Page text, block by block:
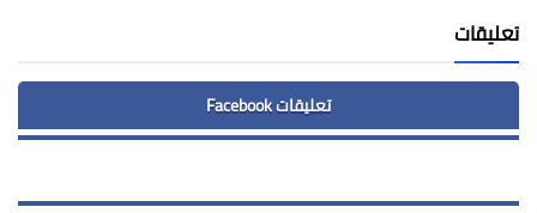
تعليقات
تعليقات Facebook